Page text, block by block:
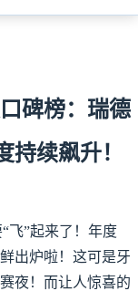
碑榜：瑞德
持续飙升！
飞”起来了！年度
出炉啦！这可是牙
夜！而让人惊喜的